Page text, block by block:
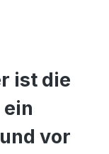
ist die
vor